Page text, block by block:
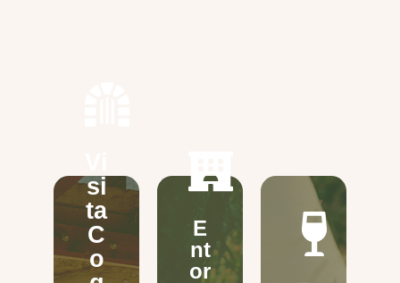
si
ta
C
o
ta
C
o
g
ol
E
nt
or
E
N
T
O
V
E
N
T